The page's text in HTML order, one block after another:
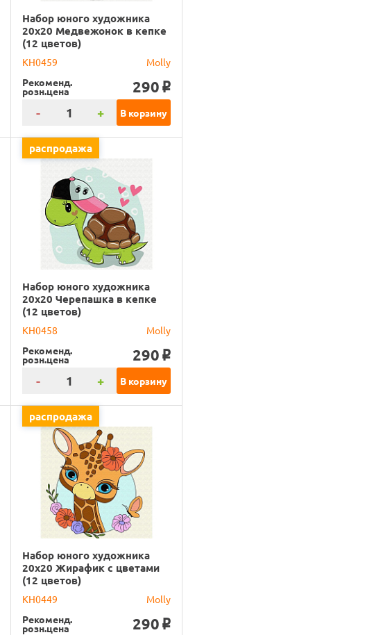
Набор юного художника
20х20 Медвежонок в кепке
(12 цветов)
KH0459
Molly
Рекоменд.
розн.цена 290 o
- + В корзину
распродажа
Набор юного художника
20х20 Черепашка в кепке
(12 цветов)
KH0458
Molly
Рекоменд.
розн.цена 290 o
- + В корзину
распродажа
Набор юного художника
20х20 Жирафик с цветами
(12 цветов)
KH0449
Molly
Рекоменд.
розн.цена 290 o